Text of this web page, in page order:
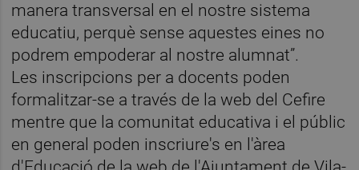
manera transversal en el nostre sistema
educatiu, perquè sense aquestes eines no
podrem empoderar al nostre alumnat”.
Les inscripcions per a docents poden
formalitzar-se a través de la web del Cefire
mentre que la comunitat educativa i el públic
en general poden inscriure's en l'àrea